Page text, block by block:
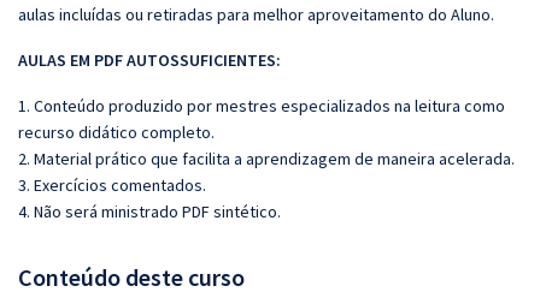
aulas incluídas ou retiradas para melhor aproveitamento do Aluno.
AULAS EM PDF AUTOSSUFICIENTES:
1. Conteúdo produzido por mestres especializados na leitura como
recurso didático completo.
2. Material prático que facilita a aprendizagem de maneira acelerada.
3. Exercícios comentados.
4. Não será ministrado PDF sintético.
Conteúdo deste curso